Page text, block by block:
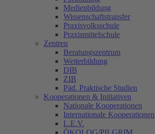
Medienbildung
Wissenschaftstransfer
Praxisvolksschule
Praxismittelschule
Zentren
Beratungszentrum
Weiterbildung
DIB
ZIB
Päd. Praktische Studien
Kooperationen & Initiativen
Nationale Kooperationen
Internationale Kooperationen
L.E.V.